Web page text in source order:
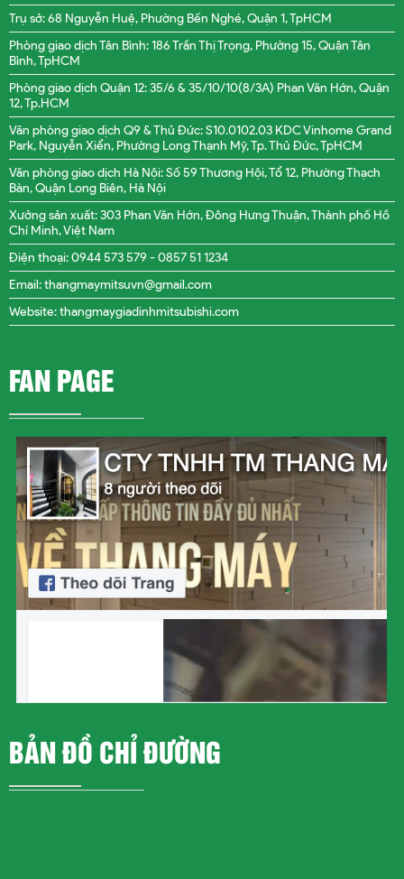
Trụ sở: 68 Nguyễn Huệ, Phường Bến Nghé, Quận 1, TpHCM
Phòng giao dịch Tân Bình: 186 Trần Thị Trọng, Phường 15, Quận Tân
Bình, TpHCM
Phòng giao dịch Quận 12: 35/6 & 35/10/10(8/3A) Phan Văn Hớn, Quận
12, Tp.HCM
Văn phòng giao dịch Q9 & Thủ Đức: S10.0102.03 KDC Vinhome Grand
Park, Nguyễn Xiển, Phường Long Thạnh Mỹ, Tp. Thủ Đức, TpHCM
Văn phòng giao dịch Hà Nội: Số 59 Thương Hội, Tổ 12, Phường Thạch
Bàn, Quận Long Biên, Hà Nội
Xưởng sản xuất: 303 Phan Văn Hớn, Đông Hưng Thuận, Thành phố Hồ
Chí Minh, Việt Nam
Điện thoại: 0944 573 579 - 0857 51 1234
Email: thangmaymitsuvn@gmail.com
Website: thangmaygiadinhmitsubishi.com
FAN PAGE
BẢN ĐỒ CHỈ ĐƯỜNG